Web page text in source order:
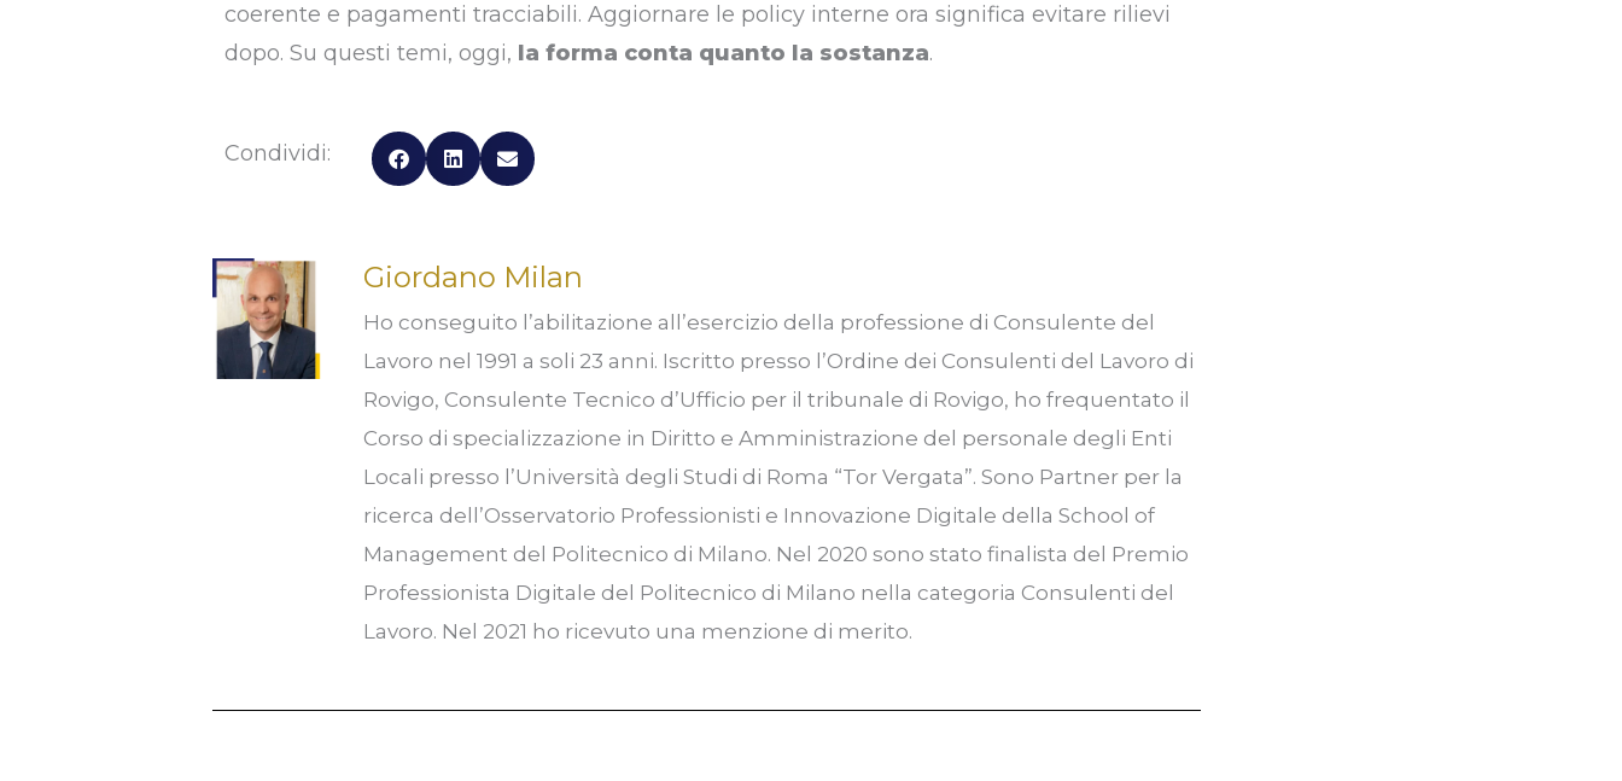
coerente e pagamenti tracciabili. Aggiornare le policy interne ora significa evitare rilievi
dopo. Su questi temi, oggi, la forma conta quanto la sostanza.
Condividi:
Giordano Milan
Ho conseguito l’abilitazione all’esercizio della professione di Consulente del
Lavoro nel 1991 a soli 23 anni. Iscritto presso l’Ordine dei Consulenti del Lavoro di
Rovigo, Consulente Tecnico d’Ufficio per il tribunale di Rovigo, ho frequentato il
Corso di specializzazione in Diritto e Amministrazione del personale degli Enti
Locali presso l’Università degli Studi di Roma “Tor Vergata”. Sono Partner per la
ricerca dell’Osservatorio Professionisti e Innovazione Digitale della School of
Management del Politecnico di Milano. Nel 2020 sono stato finalista del Premio
Professionista Digitale del Politecnico di Milano nella categoria Consulenti del
Lavoro. Nel 2021 ho ricevuto una menzione di merito.